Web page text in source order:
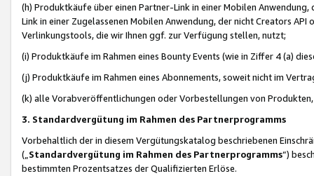
(h) Produktkäufe über einen Partner-Link in einer Mobilen
Link in einer Zugelassenen Mobilen Anwendung, der nicht Creators
Verlinkungstools, die wir Ihnen ggf. zur Verfügung stellen, nutzt;
(i) Produktkäufe im Rahmen eines Bounty Events (wie in Ziffer 4 (a)
(j) Produktkäufe im Rahmen eines Abonnements, soweit nicht im
(k) alle Vorabveröffentlichungen oder Vorbestellungen von
3. Standardvergütung im Rahmen des Partnerprogramms
Vorbehaltlich der in diesem Vergütungskatalog beschriebenen
(„ Standardvergütung im Rahmen des Partnerprogramms“)
bestimmten Prozentsatzes der Qualifizierten Erlöse.